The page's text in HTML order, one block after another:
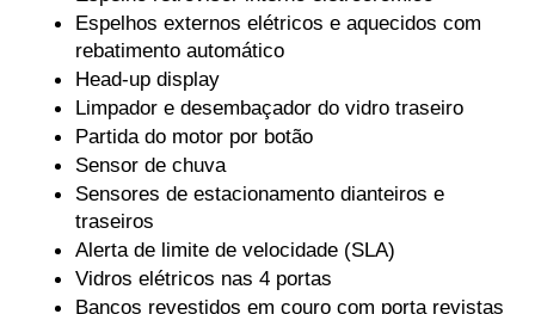
Espelhos externos elétricos e aquecidos com
rebatimento automático
Head-up display
Limpador e desembaçador do vidro traseiro
Partida do motor por botão
Sensor de chuva
Sensores de estacionamento dianteiros e
traseiros
Alerta de limite de velocidade (SLA)
Vidros elétricos nas 4 portas
Bancos revestidos em couro com porta revistas